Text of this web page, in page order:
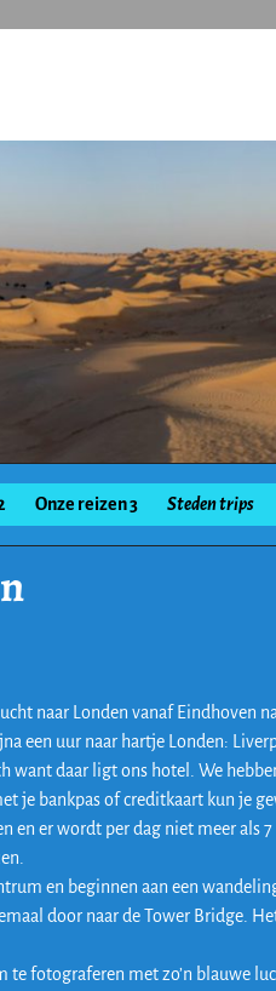
Onze reizen 3 Steden trips
naar Londen vanaf Eindhoven
een uur naar hartje Londen:
daar ligt ons hotel. We
je bankpas of creditkaart kun je
en er wordt per dag niet meer als 7
en beginnen aan een
door naar de Tower Bridge.
fotograferen met zo’n blauwe